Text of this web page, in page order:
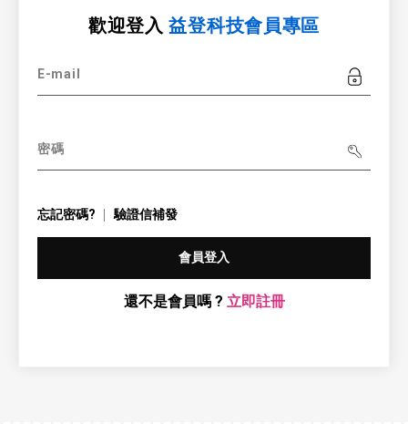
歡迎登入益登科技會員專區
E-mail
密碼
忘記密碼? 驗證信補發
會員登入
還不是會員嗎 ? 立即註冊